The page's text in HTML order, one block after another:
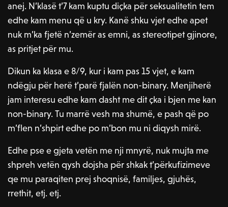
anej. N’klasë t’7 kam kuptu diçka për seksualitetin tem
edhe kam menu që u kry. Kanë shku vjet edhe apet
nuk m’ka fjetë n’zemër as emni, as stereotipet gjinore,
as pritjet për mu.
Dikun ka klasa e 8/9, kur i kam pas 15 vjet, e kam
ndëgju për herë t’parë fjalën non-binary. Menjiherë
jam interesu edhe kam dasht me dit çka i bjen me kan
non-binary. Tu marrë vesh ma shumë, e pash që po
m’flen n’shpirt edhe po m’bon mu ni diqysh mirë.
Edhe pse e gjeta vetën me nji mnyrë, nuk mujta me
shpreh vetën qysh dojsha për shkak t’përkufizimeve
qe mu paraqiten prej shoqnisë, familjes, gjuhës,
rrethit, etj. etj.